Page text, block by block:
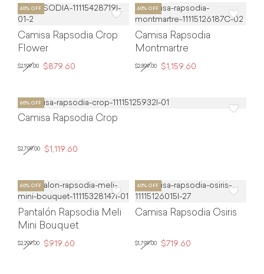
Camisa Rapsodia Crop
Flower
$2,199.00 $879.60
Camisa Rapsodia
Montmartre
$2,899.00 $1,159.60
Camisa Rapsodia Crop
$2,799.00 $1,119.60
Pantalón Rapsodia Meli
Mini Bouquet
$2,299.00 $919.60
Camisa Rapsodia Osiris
$1,799.00 $719.60